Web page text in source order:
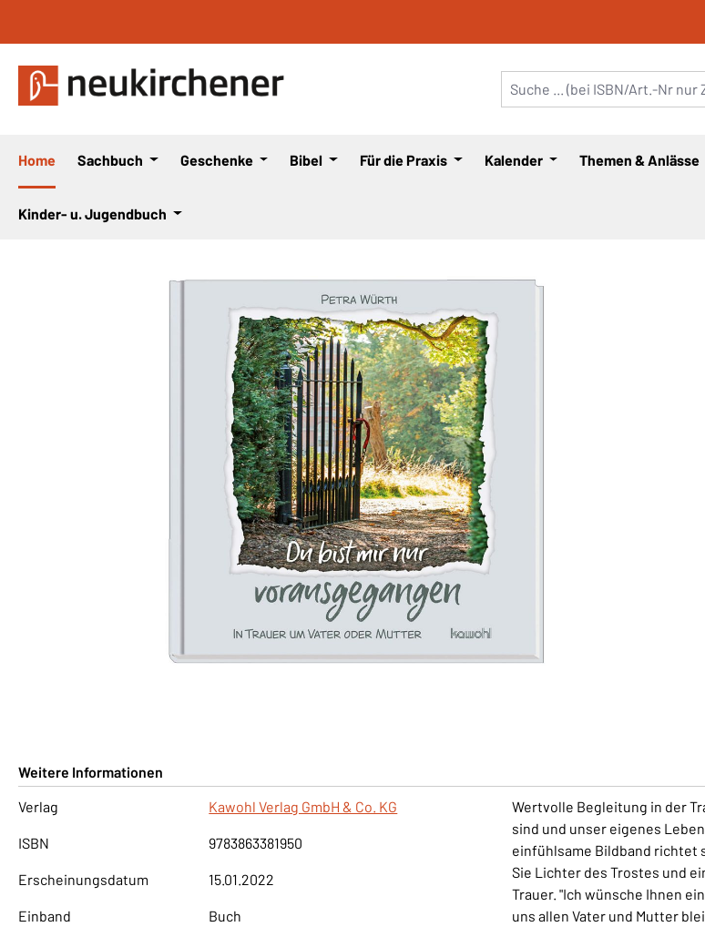
Home Sachbuch Geschenke Bibel Für die Praxis Kalender Themen & Anlässe
Kinder- u. Jugendbuch
Bildergalerie überspringen
Weitere Informationen
Verlag
Kawohl Verlag GmbH & Co. KG
ISBN 9783863381950
Erscheinungsdatum 15.01.2022
Einband Buch
Wertvolle Begleitung in der
sind und unser eigenes
einfühlsame Bildband richtet
Sie Lichter des Trostes und
Trauer. "Ich wünsche Ihnen
uns allen Vater und Mutter